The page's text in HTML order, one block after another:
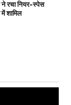
ने रचा नियर-स्पेस
शामिल